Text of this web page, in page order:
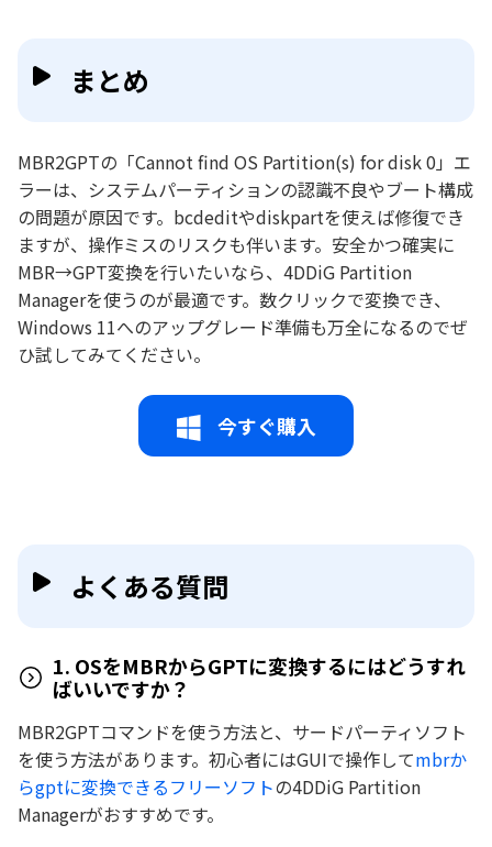
まとめ
MBR2GPTの「Cannot find OS Partition(s) for disk 0」エ
ラーは、システムパーティションの認識不良やブート構成
の問題が原因です。bcdeditやdiskpartを使えば修復でき
ますが、操作ミスのリスクも伴います。安全かつ確実に
MBR→GPT変換を行いたいなら、4DDiG Partition
Managerを使うのが最適です。数クリックで変換でき、
Windows 11へのアップグレード準備も万全になるのでぜ
ひ試してみてください。
今すぐ購入
よくある質問
1. OSをMBRからGPTに変換するにはどうすれ
ばいいですか？
MBR2GPTコマンドを使う方法と、サードパーティソフト
を使う方法があります。初心者にはGUIで操作してmbrか
らgptに変換できるフリーソフトの4DDiG Partition
Managerがおすすめです。